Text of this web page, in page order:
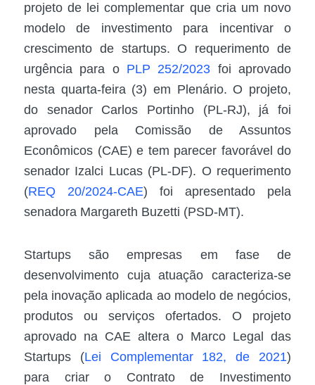
projeto de lei complementar que cria um novo
modelo de investimento para incentivar o
crescimento de startups. O requerimento de
urgência para o PLP 252/2023 foi aprovado
nesta quarta-feira (3) em Plenário. O projeto,
do senador Carlos Portinho (PL-RJ), já foi
aprovado pela Comissão de Assuntos
Econômicos (CAE) e tem parecer favorável do
senador Izalci Lucas (PL-DF). O requerimento
(REQ 20/2024-CAE) foi apresentado pela
senadora Margareth Buzetti (PSD-MT).
Startups são empresas em fase de
desenvolvimento cuja atuação caracteriza-se
pela inovação aplicada ao modelo de negócios,
produtos ou serviços ofertados. O projeto
aprovado na CAE altera o Marco Legal das
Startups (Lei Complementar 182, de 2021)
para criar o Contrato de Investimento